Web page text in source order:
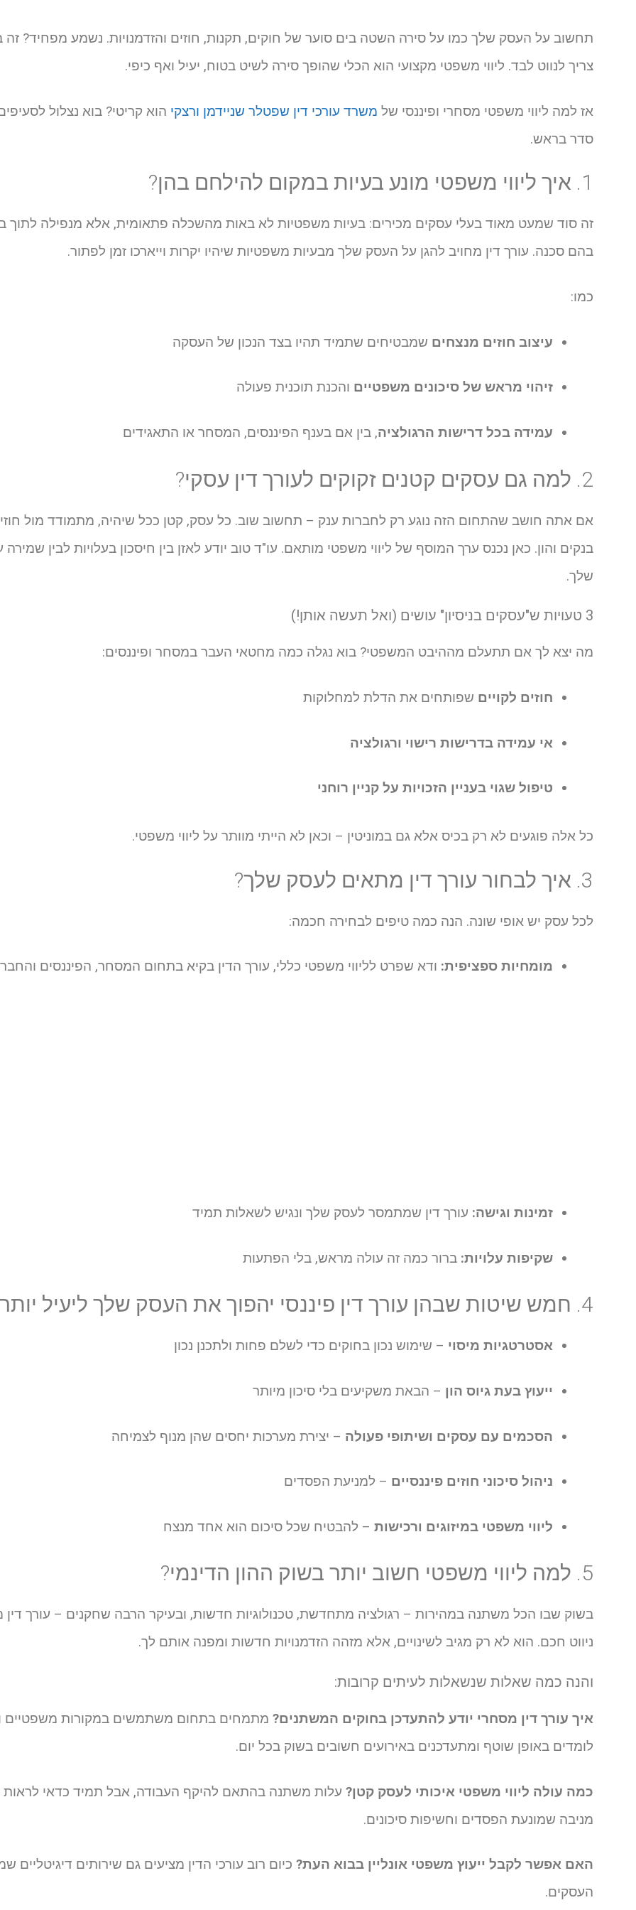
תחשוב על העסק שלך כמו על סירה השטה בים סוער של חוקים, תקנות, חוזים והזדמנויות. נשמע מפחיד?
צריך לנווט לבד. ליווי משפטי מקצועי הוא הכלי שהופך סירה לשיט בטוח, יעיל ואף כיפי.
אז למה ליווי משפטי מסחרי ופיננסי של משרד עורכי דין שפטלר שניידמן ורצקי הוא קריטי? בוא נצלול
סדר בראש.
1. איך ליווי משפטי מונע בעיות במקום להילחם בהן?
זה סוד שמעט מאוד בעלי עסקים מכירים: בעיות משפטיות לא באות מהשכלה פתאומית, אלא מנפילה לתוך
בהם סכנה. עורך דין מחויב להגן על העסק שלך מבעיות משפטיות שיהיו יקרות וייארכו זמן לפתור.
כמו:
עיצוב חוזים מנצחים שמבטיחים שתמיד תהיו בצד הנכון של העסקה
זיהוי מראש של סיכונים משפטיים והכנת תוכנית פעולה
עמידה בכל דרישות הרגולציה, בין אם בענף הפיננסים, המסחר או התאגידים
2. למה גם עסקים קטנים זקוקים לעורך דין עסקי?
אם אתה חושב שהתחום הזה נוגע רק לחברות ענק – תחשוב שוב. כל עסק, קטן ככל שיהיה, מתמודד מול
בנקים והון. כאן נכנס ערך המוסף של ליווי משפטי מותאם. עו"ד טוב יודע לאזן בין חיסכון בעלויות לבין
שלך.
3 טעויות ש"עסקים בניסיון" עושים (ואל תעשה אותן!)
מה יצא לך אם תתעלם מההיבט המשפטי? בוא נגלה כמה מחטאי העבר במסחר ופיננסים:
חוזים לקויים שפותחים את הדלת למחלוקות
אי עמידה בדרישות רישוי ורגולציה
טיפול שגוי בעניין הזכויות על קניין רוחני
כל אלה פוגעים לא רק בכיס אלא גם במוניטין – וכאן לא הייתי מוותר על ליווי משפטי.
3. איך לבחור עורך דין מתאים לעסק שלך?
לכל עסק יש אופי שונה. הנה כמה טיפים לבחירה חכמה:
מומחיות ספציפית: ודא שפרט לליווי משפטי כללי, עורך הדין בקיא בתחום המסחר, הפיננסים
זמינות וגישה: עורך דין שמתמסר לעסק שלך ונגיש לשאלות תמיד
שקיפות עלויות: ברור כמה זה עולה מראש, בלי הפתעות
4. חמש שיטות שבהן עורך דין פיננסי יהפוך את העסק שלך ליעיל יותר
אסטרטגיות מיסוי – שימוש נכון בחוקים כדי לשלם פחות ולתכנן נכון
ייעוץ בעת גיוס הון – הבאת משקיעים בלי סיכון מיותר
הסכמים עם עסקים ושיתופי פעולה – יצירת מערכות יחסים שהן מנוף לצמיחה
ניהול סיכוני חוזים פיננסיים – למניעת הפסדים
ליווי משפטי במיזוגים ורכישות – להבטיח שכל סיכום הוא אחד מנצח
5. למה ליווי משפטי חשוב יותר בשוק ההון הדינמי?
בשוק שבו הכל משתנה במהירות – רגולציה מתחדשת, טכנולוגיות חדשות, ובעיקר הרבה שחקנים – עורך דין
ניווט חכם. הוא לא רק מגיב לשינויים, אלא מזהה הזדמנויות חדשות ומפנה אותם לך.
והנה כמה שאלות שנשאלות לעיתים קרובות:
איך עורך דין מסחרי יודע להתעדכן בחוקים המשתנים? מתמחים בתחום משתמשים במקורות משפטיים
לומדים באופן שוטף ומתעדכנים באירועים חשובים בשוק בכל יום.
כמה עולה ליווי משפטי איכותי לעסק קטן? עלות משתנה בהתאם להיקף העבודה, אבל תמיד כדאי
מניבה שמונעת הפסדים וחשיפות סיכונים.
האם אפשר לקבל ייעוץ משפטי אונליין בבוא העת? כיום רוב עורכי הדין מציעים גם שירותים דיגיטליים
העסקים.